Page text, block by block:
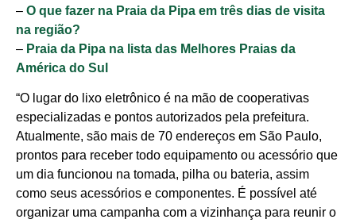
– O que fazer na Praia da Pipa em três dias de visita
na região?
– Praia da Pipa na lista das Melhores Praias da
América do Sul
“O lugar do lixo eletrônico é na mão de cooperativas
especializadas e pontos autorizados pela prefeitura.
Atualmente, são mais de 70 endereços em São Paulo,
prontos para receber todo equipamento ou acessório que
um dia funcionou na tomada, pilha ou bateria, assim
como seus acessórios e componentes. É possível até
organizar uma campanha com a vizinhança para reunir o